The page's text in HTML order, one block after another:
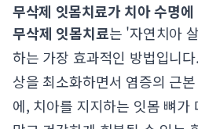
무삭제 잇몸치료가 치아 수명
무삭제 잇몸치료는 '자연치아
하는 가장 효과적인 방법입니
상을 최소화하면서 염증의 근
에, 치아를 지지하는 잇몸 뼈가